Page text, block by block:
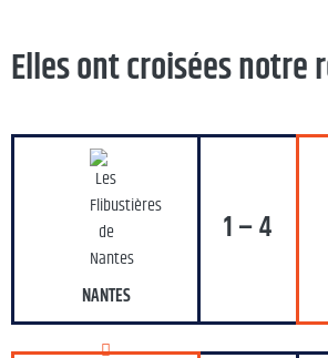
Elles ont croisées notre
NANTES
1 – 4